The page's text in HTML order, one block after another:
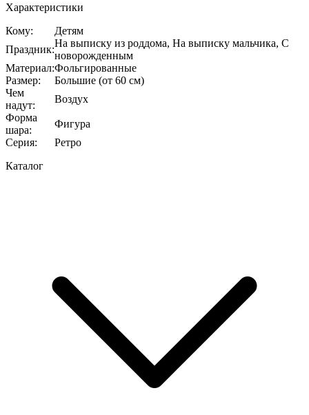
Характеристики
Кому:
Детям
Праздник:
На выписку из роддома, На выписку мальчика, С
новорожденным
Материал:Фольгированные
Размер:
Большие (от 60 см)
Чем
надут:
Воздух
Форма
шара:
Фигура
Серия:
Ретро
Каталог